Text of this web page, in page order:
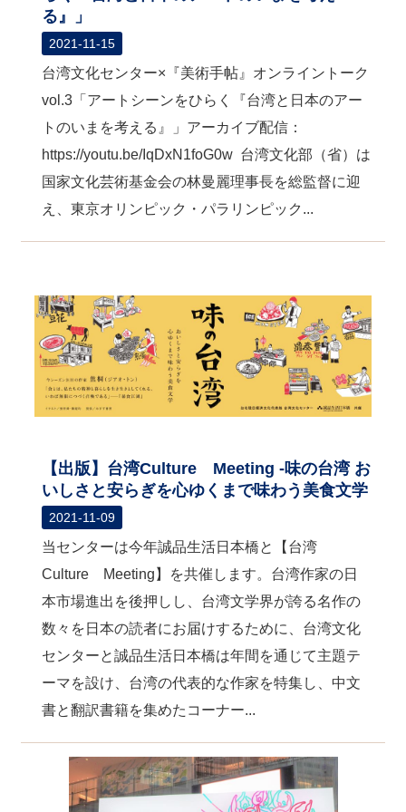
る』」
2021-11-15
台湾文化センター×『美術手帖』オンライントーク
vol.3「アートシーンをひらく『台湾と日本のアー
トのいまを考える』」アーカイブ配信：
https://youtu.be/IqDxN1foG0w 台湾文化部（省）は
国家文化芸術基金会の林曼麗理事長を総監督に迎
え、東京オリンピック・パラリンピック...
【出版】台湾Culture Meeting -味の台湾 お
いしさと安らぎを心ゆくまで味わう美食文学
2021-11-09
当センターは今年誠品生活日本橋と【台湾
Culture Meeting】を共催します。台湾作家の日
本市場進出を後押しし、台湾文学界が誇る名作の
数々を日本の読者にお届けするために、台湾文化
センターと誠品生活日本橋は年間を通じて主題テ
ーマを設け、台湾の代表的な作家を特集し、中文
書と翻訳書籍を集めたコーナー...